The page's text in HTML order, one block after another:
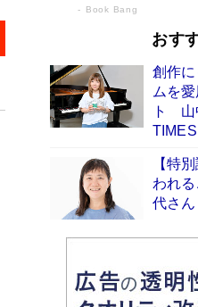
Book Bang
「宇宙兄弟」最終
物語に幕 特装版
ンガ」も収録
Book
美輪明宏 晩年の回答
るための人生相談』
メントベストセラー］
「『火垂るの墓』は
続けた“自責の念”と
い」監督が徹底的に
戦争の記憶
Book
「叱って伸びるやつ
俳優・高嶋政伸が家
ツ”…芸への考え方を
おす
創作
ムを
ト 山
TIMES
【特
われ
代さん